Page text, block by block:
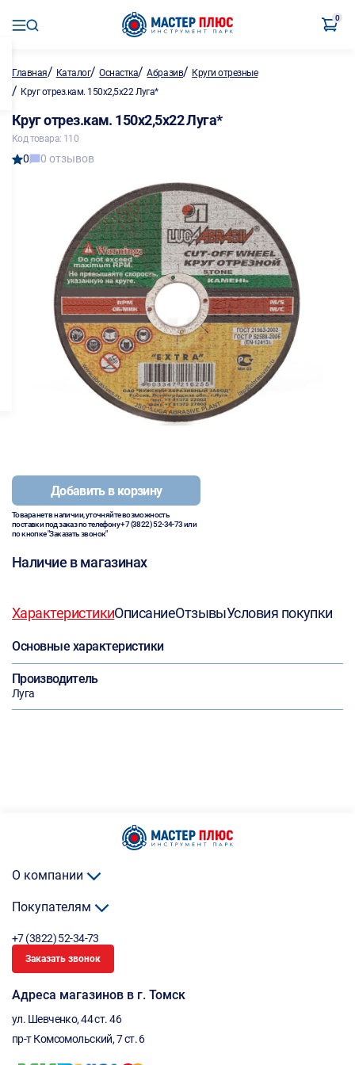
0
Главная/ Каталог/Оснастка/Абразив/ Круги отрезные
/ Круг отрез.кам. 150х2,5х22 Луга*
Круг отрез.кам. 150х2,5х22 Луга*
Код товара: 110
0 0 отзывов
Добавить в корзину
Товара нет в наличии, уточняйте возможность
поставки под заказ по телефону+7 (3822) 52-34-73или
по кнопке "Заказать звонок"
Наличие в магазинах
ХарактеристикиОписаниеОтзывыУсловия покупки
Основные характеристики
Производитель
Луга
О компании
Покупателям
+7 (3822) 52-34-73
Заказать звонок
Адреса магазинов в г. Томск
ул. Шевченко, 44 ст. 46
пр-т Комсомольский, 7 ст. 6